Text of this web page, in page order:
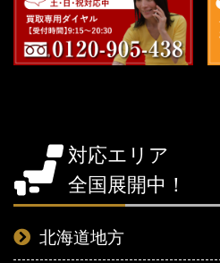
対応エリア
全国展開中！
北海道地方